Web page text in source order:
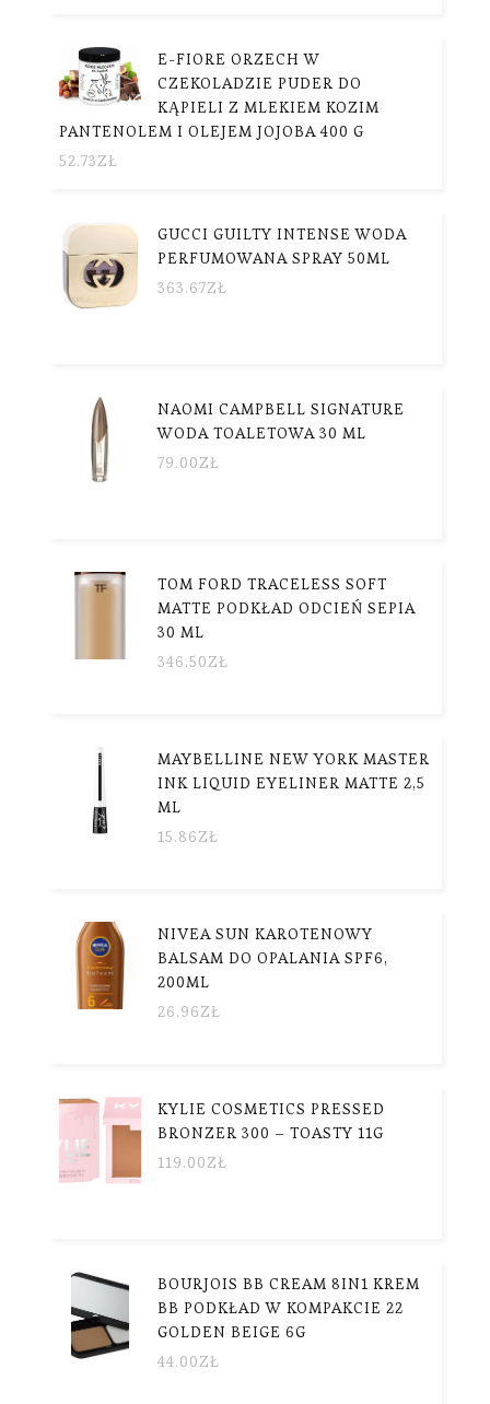
E-FIORE ORZECH W
CZEKOLADZIE PUDER DO
KĄPIELI Z MLEKIEM KOZIM
PANTENOLEM I OLEJEM JOJOBA 400 G
52.73ZŁ
GUCCI GUILTY INTENSE WODA
PERFUMOWANA SPRAY 50ML
363.67ZŁ
NAOMI CAMPBELL SIGNATURE
WODA TOALETOWA 30 ML
79.00ZŁ
TOM FORD TRACELESS SOFT
MATTE PODKŁAD ODCIEŃ SEPIA
30 ML
346.50ZŁ
MAYBELLINE NEW YORK MASTER
INK LIQUID EYELINER MATTE 2,5
ML
15.86ZŁ
NIVEA SUN KAROTENOWY
BALSAM DO OPALANIA SPF6,
200ML
26.96ZŁ
KYLIE COSMETICS PRESSED
BRONZER 300 – TOASTY 11G
119.00ZŁ
BOURJOIS BB CREAM 8IN1 KREM
BB PODKŁAD W KOMPAKCIE 22
GOLDEN BEIGE 6G
44.00ZŁ